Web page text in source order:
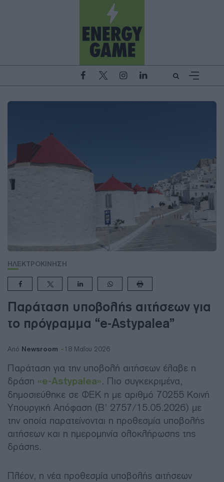
ΗΛΕΚΤΡΟΚΙΝΗΣΗ
Παράταση υποβολής αιτήσεων για
το πρόγραμμα “e-Astypalea”
Από Newsroom 18 Μαΐου 2026
Παράταση για την υποβολή αιτήσεων έλαβε η
δράση «e-Astypalea». Πιο συγκεκριμένα,
δημοσιεύθηκε σε ΦΕΚ η με αριθμό 70255 Κοινή
Υπουργική Απόφαση (Β’ 2757/15.05.2026) με
την οποία παρατείνονται η προθεσμία υποβολής
αιτήσεων και η ημερομηνία ολοκλήρωσης της
δράσης.
Πλέον, η νέα προθεσμία υποβολής αιτήσεων